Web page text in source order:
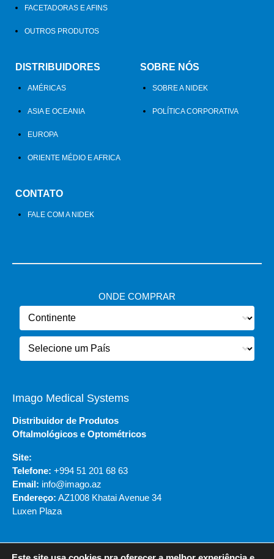
FACETADORAS E AFINS
OUTROS PRODUTOS
DISTRIBUIDORES
AMÉRICAS
ASIA E OCEANIA
EUROPA
ORIENTE MÉDIO E AFRICA
SOBRE NÓS
SOBRE A NIDEK
POLÍTICA CORPORATIVA
CONTATO
FALE COM A NIDEK
ONDE COMPRAR
Imago Medical Systems
Distribuidor de Produtos
Oftalmológicos e Optométricos
Site:
Telefone: +994 51 201 68 63
Email: info@imago.az
Endereço: AZ1008 Khatai Avenue 34
Luxen Plaza